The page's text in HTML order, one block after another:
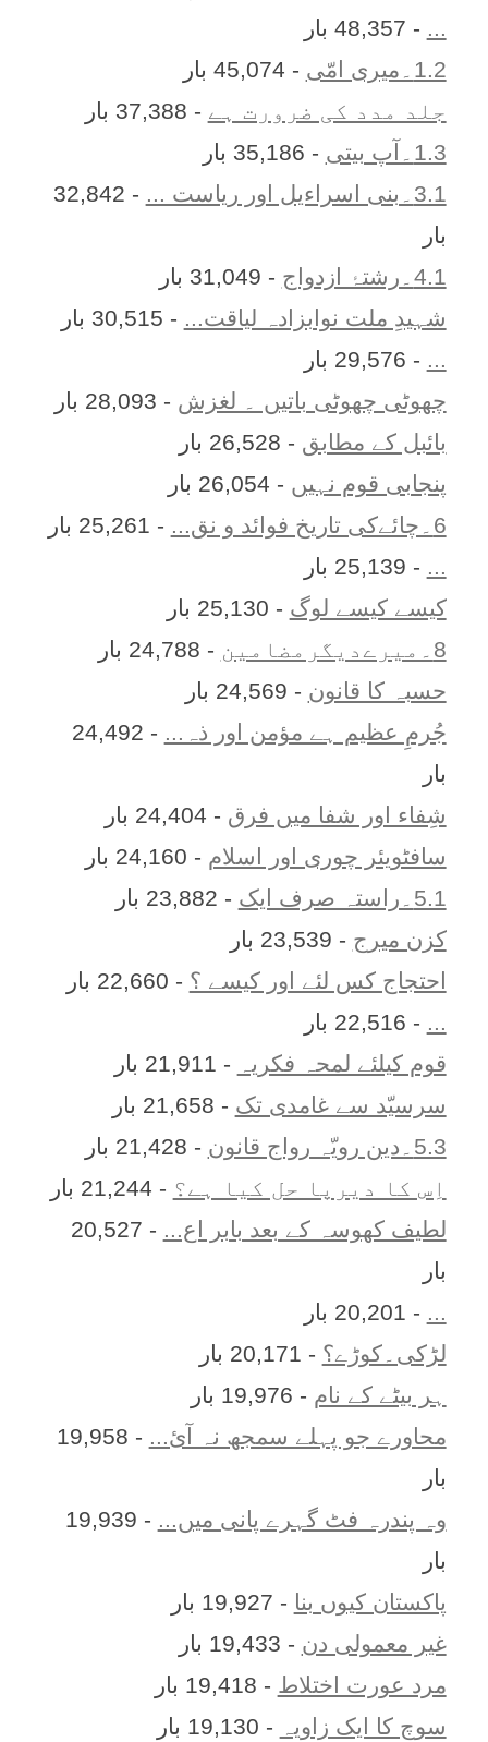
... - 48,357 بار
1.2۔میری امّی
- 45,074 بار
جلد مدد کی ضرورت ہے - 37,388 بار
1.3۔آپ بیتی
- 35,186 بار
3.1۔بنی اسراءیل اور ریاست ...
- 32,842
بار
4.1۔رشتۂ ازدواج
- 31,049 بار
شہیدِ ملت نوابزادہ لیاقت... - 30,515 بار
... - 29,576 بار
چھوٹی چھوٹی باتیں ۔ لغزش - 28,093 بار
بائبل کے مطابق - 26,528 بار
پنجابی قوم نہیں - 26,054 بار
6۔چائےکی تاریخ فوائد و نق...
- 25,261 بار
... - 25,139 بار
کیسے کیسے لوگ - 25,130 بار
8۔میرےدیگرمضامین
- 24,788 بار
حسبہ کا قانون - 24,569 بار
جُرمِ عظیم ہے مؤمن اور ذہ...
- 24,492
بار
شِفاء اور شفا میں فرق - 24,404 بار
سافٹویئر چوری اور اسلام - 24,160 بار
5.1۔راستہ صرف ایک
- 23,882 بار
کزن ميرج - 23,539 بار
احتجاج کس لئے اور کیسے ؟ - 22,660 بار
... - 22,516 بار
قوم کیلئے لمحہ فکریہ
- 21,911 بار
سرسیّد سے غامدی تک - 21,658 بار
5.3۔دین رویّہ رواج قانون
- 21,428 بار
اِس کا ديرپا حل کيا ہے؟ - 21,244 بار
لطیف کھوسہ کے بعد بابر اع...
- 20,527
بار
... - 20,201 بار
لڑکی۔کوڑے؟ - 20,171 بار
ہر بيٹے کے نام - 19,976 بار
محاورے جو پہلے سمجھ نہ آئ...
- 19,958
بار
وہ پندرہ فٹ گہرے پانی میں...
- 19,939
بار
پاکستان کیوں بنا - 19,927 بار
غیر معمولی دن - 19,433 بار
مرد عورت اختلاط - 19,418 بار
سوچ کا ایک زاویہ
- 19,130 بار